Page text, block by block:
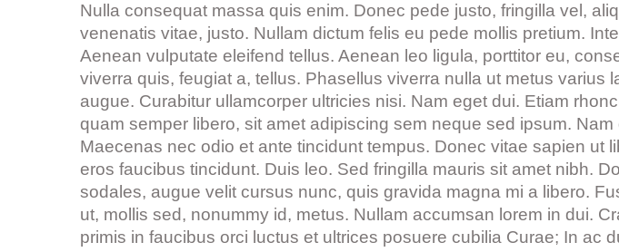
Nulla consequat massa quis enim. Donec pede justo, fringilla vel,
venenatis vitae, justo. Nullam dictum felis eu pede mollis pretium.
Aenean vulputate eleifend tellus. Aenean leo ligula, porttitor eu,
viverra quis, feugiat a, tellus. Phasellus viverra nulla ut metus varius
augue. Curabitur ullamcorper ultricies nisi. Nam eget dui. Etiam
quam semper libero, sit amet adipiscing sem neque sed ipsum.
Maecenas nec odio et ante tincidunt tempus. Donec vitae sapien ut
eros faucibus tincidunt. Duis leo. Sed fringilla mauris sit amet nibh.
sodales, augue velit cursus nunc, quis gravida magna mi a libero.
ut, mollis sed, nonummy id, metus. Nullam accumsan lorem in dui.
primis in faucibus orci luctus et ultrices posuere cubilia Curae; In ac